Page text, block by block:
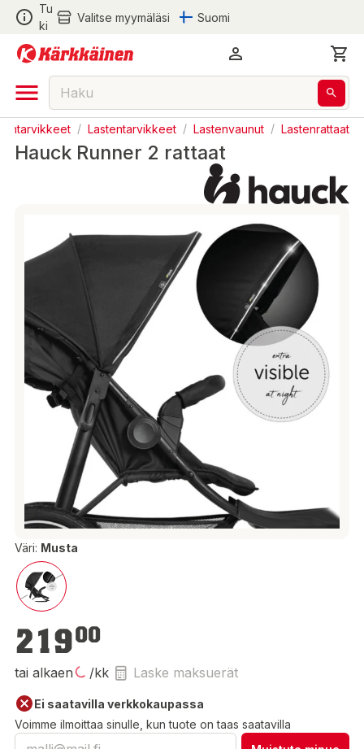
Tu
ki
Valitse myymäläsi Suomi
/ Lastentarvikkeet / Lastenvaunut / Lastenrattaat
Hauck Runner 2 rattaat
Väri: Musta
219,00 €
21900
tai alkaen /kk Laske maksuerät
Ei saatavilla verkkokaupassa
Voimme ilmoittaa sinulle, kun tuote on taas saatavilla